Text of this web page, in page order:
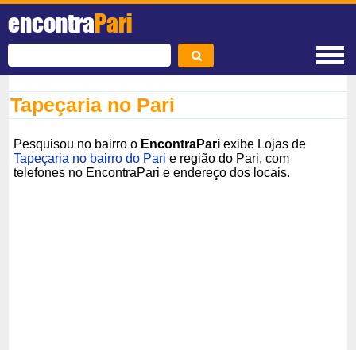
encontraPari
Tapeçaria no Pari
Pesquisou no bairro o EncontraPari exibe Lojas de
Tapeçaria no bairro do Pari e região do Pari, com
telefones no EncontraPari e endereço dos locais.